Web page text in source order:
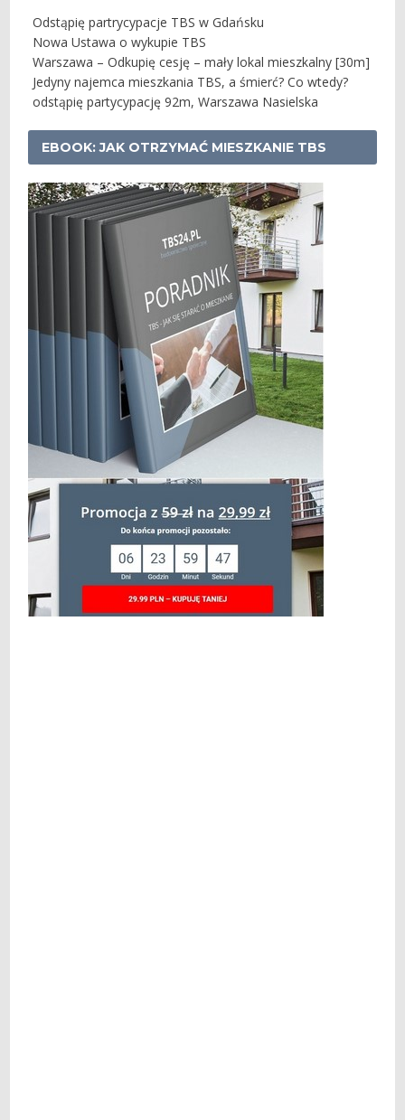
Odstąpię partrycypacje TBS w Gdańsku
Nowa Ustawa o wykupie TBS
Warszawa – Odkupię cesję – mały lokal mieszkalny [30m]
Jedyny najemca mieszkania TBS, a śmierć? Co wtedy?
odstąpię partycypację 92m, Warszawa Nasielska
EBOOK: JAK OTRZYMAĆ MIESZKANIE TBS